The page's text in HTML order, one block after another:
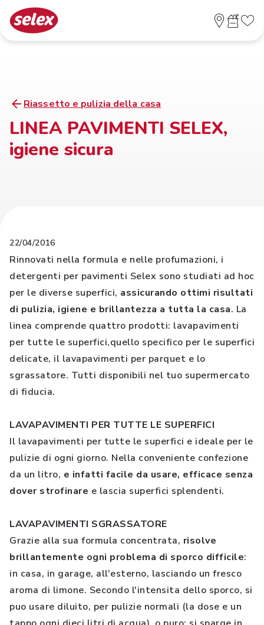
Riassetto e pulizia della casa
LINEA PAVIMENTI SELEX,
igiene sicura
22/04/2016
Rinnovati nella formula e nelle profumazioni, i
detergenti per pavimenti Selex sono studiati ad hoc
per le diverse superfici, assicurando ottimi risultati
di pulizia, igiene e brillantezza a tutta la casa. La
linea comprende quattro prodotti: lavapavimenti
per tutte le superfici,quello specifico per le superfici
delicate, il lavapavimenti per parquet e lo
sgrassatore. Tutti disponibili nel tuo supermercato
di fiducia.
LAVAPAVIMENTI PER TUTTE LE SUPERFICI
Il lavapavimenti per tutte le superfici e ideale per le
pulizie di ogni giorno. Nella conveniente confezione
da un litro, e infatti facile da usare, efficace senza
dover strofinare e lascia superfici splendenti.
LAVAPAVIMENTI SGRASSATORE
Grazie alla sua formula concentrata, risolve
brillantemente ogni problema di sporco difficile:
in casa, in garage, all'esterno, lasciando un fresco
aroma di limone. Secondo l'intensita dello sporco, si
puo usare diluito, per pulizie normali (la dose e un